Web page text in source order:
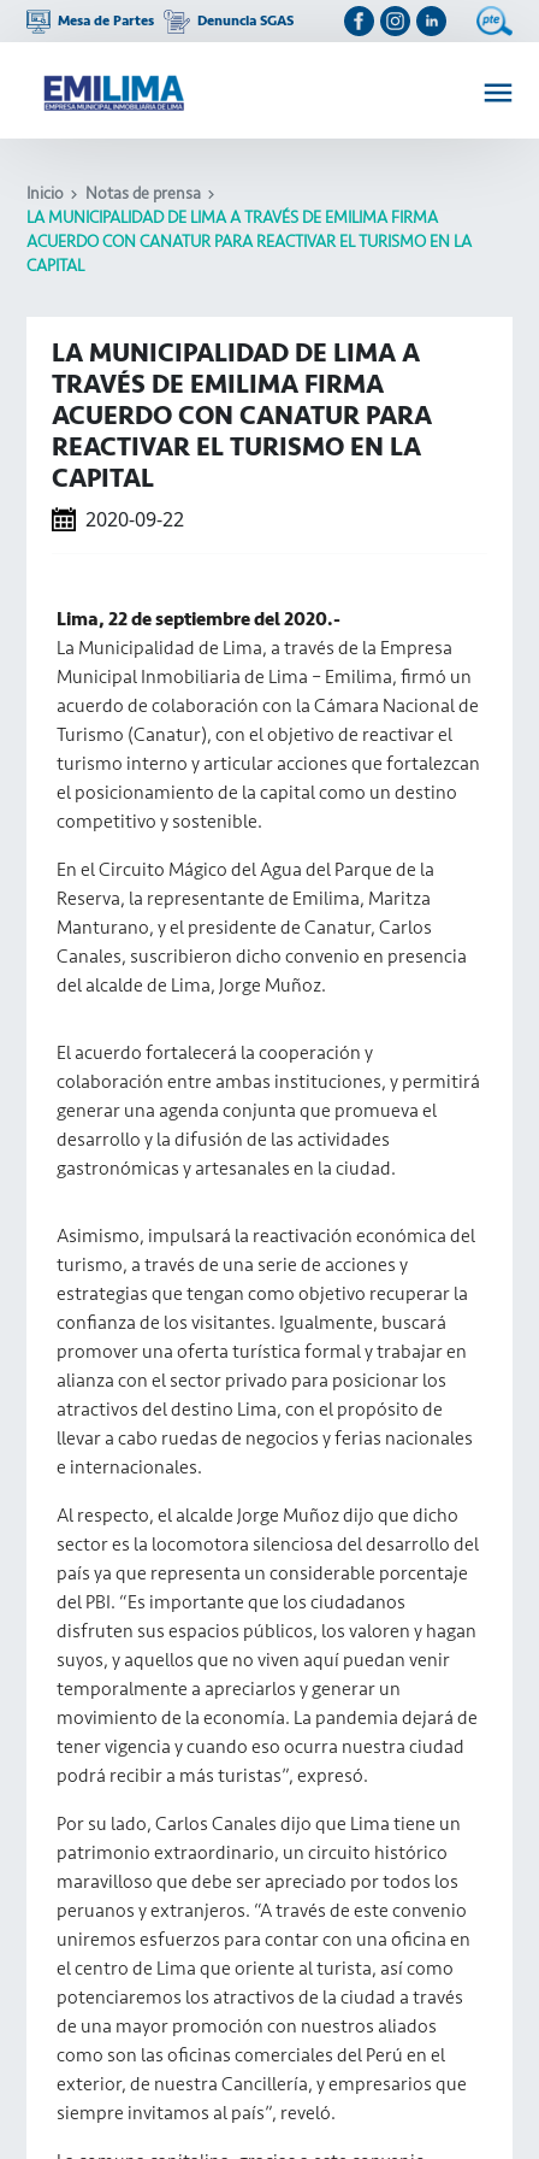
Mesa de Partes Denuncia SGAS
Inicio
Notas de prensa
LA MUNICIPALIDAD DE LIMA A TRAVÉS DE EMILIMA FIRMA
ACUERDO CON CANATUR PARA REACTIVAR EL TURISMO EN LA
CAPITAL
LA MUNICIPALIDAD DE LIMA A
TRAVÉS DE EMILIMA FIRMA
ACUERDO CON CANATUR PARA
REACTIVAR EL TURISMO EN LA
CAPITAL
2020-09-22
Lima, 22 de septiembre del 2020.-
La Municipalidad de Lima, a través de la Empresa
Municipal Inmobiliaria de Lima – Emilima, firmó un
acuerdo de colaboración con la Cámara Nacional de
Turismo (Canatur), con el objetivo de reactivar el
turismo interno y articular acciones que fortalezcan
el posicionamiento de la capital como un destino
competitivo y sostenible.
En el Circuito Mágico del Agua del Parque de la
Reserva, la representante de Emilima, Maritza
Manturano, y el presidente de Canatur, Carlos
Canales, suscribieron dicho convenio en presencia
del alcalde de Lima, Jorge Muñoz.
El acuerdo fortalecerá la cooperación y
colaboración entre ambas instituciones, y permitirá
generar una agenda conjunta que promueva el
desarrollo y la difusión de las actividades
gastronómicas y artesanales en la ciudad.
Asimismo, impulsará la reactivación económica del
turismo, a través de una serie de acciones y
estrategias que tengan como objetivo recuperar la
confianza de los visitantes. Igualmente, buscará
promover una oferta turística formal y trabajar en
alianza con el sector privado para posicionar los
atractivos del destino Lima, con el propósito de
llevar a cabo ruedas de negocios y ferias nacionales
e internacionales.
Al respecto, el alcalde Jorge Muñoz dijo que dicho
sector es la locomotora silenciosa del desarrollo del
país ya que representa un considerable porcentaje
del PBI. “Es importante que los ciudadanos
disfruten sus espacios públicos, los valoren y hagan
suyos, y aquellos que no viven aquí puedan venir
temporalmente a apreciarlos y generar un
movimiento de la economía. La pandemia dejará de
tener vigencia y cuando eso ocurra nuestra ciudad
podrá recibir a más turistas”, expresó.
Por su lado, Carlos Canales dijo que Lima tiene un
patrimonio extraordinario, un circuito histórico
maravilloso que debe ser apreciado por todos los
peruanos y extranjeros. “A través de este convenio
uniremos esfuerzos para contar con una oficina en
el centro de Lima que oriente al turista, así como
potenciaremos los atractivos de la ciudad a través
de una mayor promoción con nuestros aliados
como son las oficinas comerciales del Perú en el
exterior, de nuestra Cancillería, y empresarios que
siempre invitamos al país”, reveló.